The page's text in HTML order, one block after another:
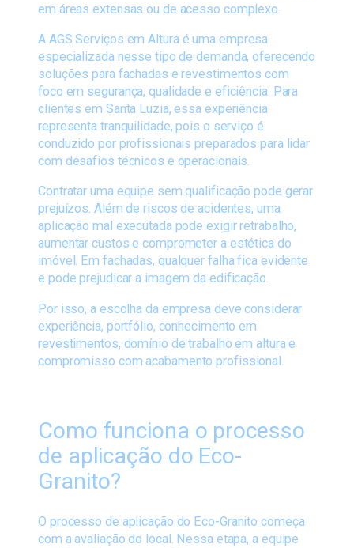
em áreas extensas ou de acesso complexo.
A AGS Serviços em Alturaé uma empresa
especializada nesse tipo de demanda, oferecendo
soluções para fachadas e revestimentos com
foco em segurança, qualidade e eficiência. Para
clientes em Santa Luzia, essa experiência
representa tranquilidade, pois o serviço é
conduzido por profissionais preparados para lidar
com desafios técnicos e operacionais.
Contratar uma equipe sem qualificação pode gerar
prejuízos. Além de riscos de acidentes, uma
aplicação mal executada pode exigir retrabalho,
aumentar custos e comprometer a estética do
imóvel. Em fachadas, qualquer falha fica evidente
e pode prejudicar a imagem da edificação.
Por isso, a escolha da empresa deve considerar
experiência, portfólio, conhecimento em
revestimentos, domínio de trabalho em altura e
compromisso com acabamento profissional.
Como funciona o processo
de aplicação do Eco-
Granito?
O processo de aplicação do Eco-Granito começa
com a avaliação do local. Nessa etapa, a equipe